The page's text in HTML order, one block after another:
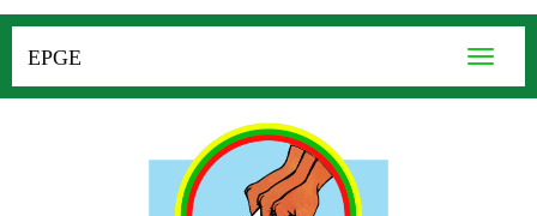
Toggle
EPGE